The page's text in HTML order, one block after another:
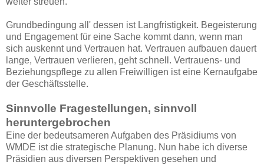
Grundbedingung all' dessen ist Langfristigkeit. Begeisterung
und Engagement für eine Sache kommt dann, wenn man
sich auskennt und Vertrauen hat. Vertrauen aufbauen dauert
lange, Vertrauen verlieren, geht schnell. Vertrauens- und
Beziehungspflege zu allen Freiwilligen ist eine Kernaufgabe
der Geschäftsstelle.
Sinnvolle Fragestellungen, sinnvoll
heruntergebrochen
Eine der bedeutsameren Aufgaben des Präsidiums von
WMDE ist die strategische Planung. Nun habe ich diverse
Präsidien aus diversen Perspektiven gesehen und